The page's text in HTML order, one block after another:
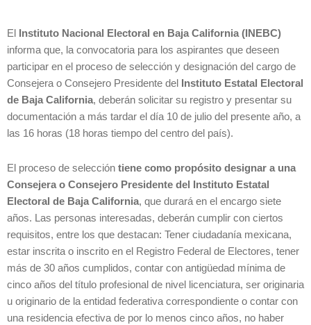
El
Instituto Nacional Electoral en Baja California (INEBC)
informa que, la convocatoria para los aspirantes que deseen
participar en el proceso de selección y designación del cargo de
Consejera o Consejero Presidente del
Instituto Estatal Electoral
de Baja California, deberán solicitar su registro y presentar su
documentación a más tardar el día 10 de julio del presente año, a
las 16 horas (18 horas tiempo del centro del país).
El proceso de selección tiene como propósito designar a una
Consejera o Consejero Presidente del Instituto Estatal
Electoral de Baja California, que durará en el encargo siete
años. Las personas interesadas, deberán cumplir con ciertos
requisitos, entre los que destacan: Tener ciudadanía mexicana,
estar inscrita o inscrito en el Registro Federal de Electores, tener
más de 30 años cumplidos, contar con antigüedad mínima de
cinco años del título profesional de nivel licenciatura, ser originaria
u originario de la entidad federativa correspondiente o contar con
una residencia efectiva de por lo menos cinco años, no haber